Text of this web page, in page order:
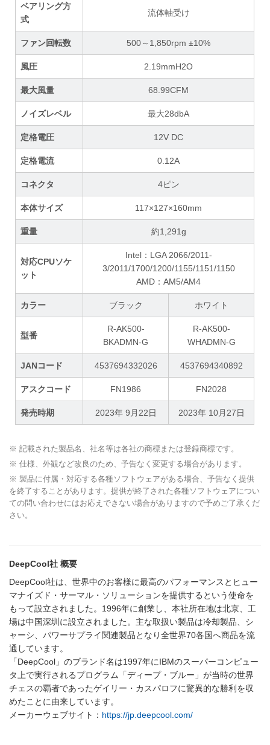
ベアリング方
式
流体軸受け
ファン回転数 500～1,850rpm ±10%
風圧 2.19mmH2O
最大風量 68.99CFM
ノイズレベル 最大28dbA
定格電圧 12V DC
定格電流 0.12A
コネクタ 4ピン
本体サイズ 117×127×160mm
重量 約1,291g
対応CPUソケ
ット
Intel：LGA 2066/2011-
3/2011/1700/1200/1155/1151/1150
AMD：AM5/AM4
カラー ブラック ホワイト
型番
R-AK500-
BKADMN-G
R-AK500-
WHADMN-G
JANコード 4537694332026 4537694340892
アスクコード FN1986 FN2028
発売時期 2023年 9月22日 2023年 10月27日
※ 記載された製品名、社名等は各社の商標または登録商標です。
※ 仕様、外観など改良のため、予告なく変更する場合があります。
※ 製品に付属・対応する各種ソフトウェアがある場合、予告なく提供
を終了することがあります。提供が終了された各種ソフトウェアについ
ての問い合わせにはお応えできない場合がありますので予めご了承くだ
さい。
DeepCool社 概要
DeepCool社は、世界中のお客様に最高のパフォーマンスとヒュー
マナイズド・サーマル・ソリューションを提供するという使命を
もって設立されました。1996年に創業し、本社所在地は北京、工
場は中国深圳に設立されました。主な取扱い製品は冷却製品、シ
ャーシ、パワーサプライ関連製品となり全世界70各国へ商品を流
通しています。
「DeepCool」のブランド名は1997年にIBMのスーパーコンピュー
タ上で実行されるプログラム「ディープ・ブルー」が当時の世界
チェスの覇者であったゲイリー・カスパロフに驚異的な勝利を収
めたことに由来しています。
メーカーウェブサイト： https://jp.deepcool.com/